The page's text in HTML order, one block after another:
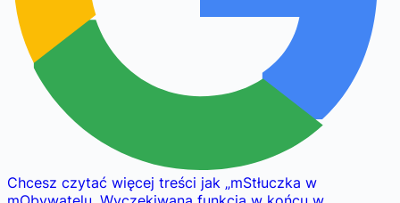
Chcesz czytać więcej treści jak „mStłuczka w